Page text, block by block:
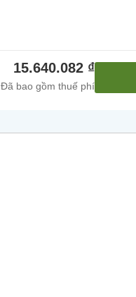
15.640.082 ₫
Đã bao gồm thuế phí